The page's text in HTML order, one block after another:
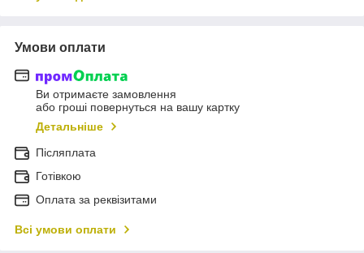
Умови оплати
Ви отримаєте замовлення
або гроші повернуться на вашу картку
Детальніше
Післяплата
Готівкою
Оплата за реквізитами
Всі умови оплати